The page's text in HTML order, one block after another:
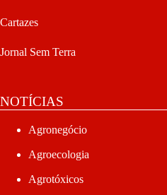
Cartazes
Jornal Sem Terra
NOTÍCIAS
Agronegócio
Agroecologia
Agrotóxicos